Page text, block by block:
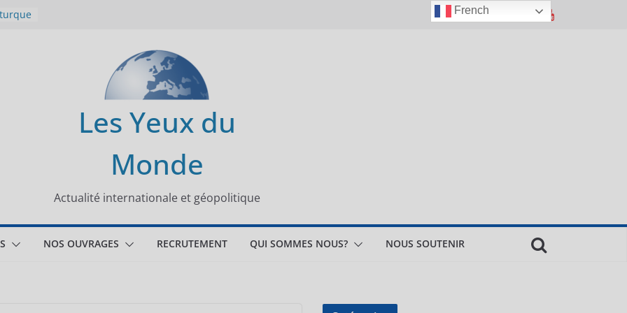
Les Yeux du
Monde
Actualité internationale et géopolitique
NOS OUVRAGES RECRUTEMENT QUI SOMMES NOUS? NOUS SOUTENIR
French